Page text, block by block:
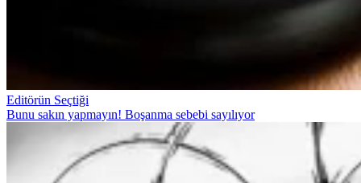
Editörün Seçtiği
Bunu sakın yapmayın! Boşanma sebebi sayılıyor